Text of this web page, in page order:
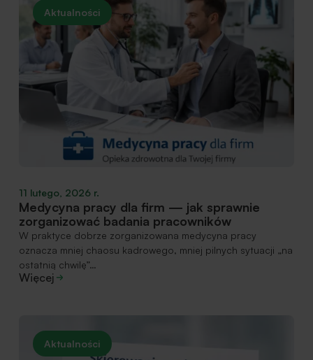
Aktualności
11 lutego, 2026 r.
Medycyna pracy dla firm — jak sprawnie
zorganizować badania pracowników
W praktyce dobrze zorganizowana medycyna pracy
oznacza mniej chaosu kadrowego, mniej pilnych sytuacji „na
ostatnią chwilę”…
Więcej
Aktualności